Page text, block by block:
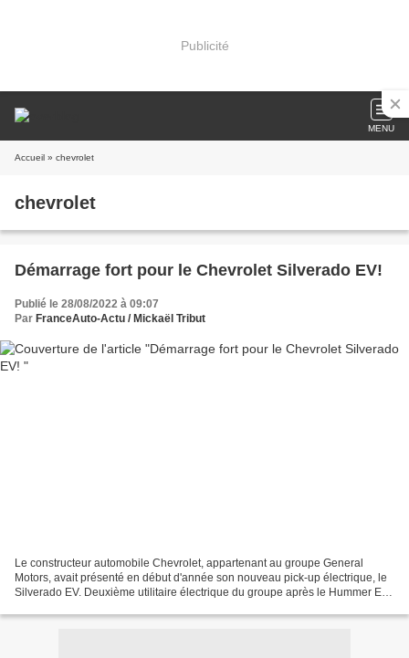
Publicité
MENU
Accueil » chevrolet
chevrolet
Démarrage fort pour le Chevrolet Silverado EV!
Publié le 28/08/2022 à 09:07
Par FranceAuto-Actu / Mickaël Tribut
Le constructeur automobile Chevrolet, appartenant au groupe General
Motors, avait présenté en début d'année son nouveau pick-up électrique, le
Silverado EV. Deuxième utilitaire électrique du groupe après le Hummer EV,